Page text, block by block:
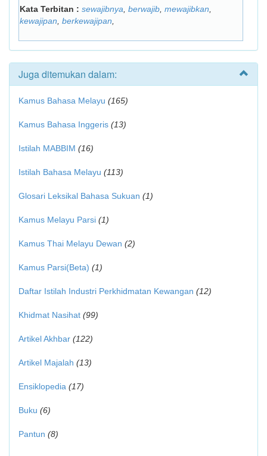
Kata Terbitan : sewajibnya berwajib mewajibkan
kewajipan berkewajipan
Juga ditemukan dalam:
Kamus Bahasa Melayu (165)
Kamus Bahasa Inggeris (13)
Istilah MABBIM (16)
Istilah Bahasa Melayu (113)
Glosari Leksikal Bahasa Sukuan (1)
Kamus Melayu Parsi (1)
Kamus Thai Melayu Dewan (2)
Kamus Parsi(Beta) (1)
Daftar Istilah Industri Perkhidmatan Kewangan (12)
Khidmat Nasihat (99)
Artikel Akhbar (122)
Artikel Majalah (13)
Ensiklopedia (17)
Buku (6)
Pantun (8)